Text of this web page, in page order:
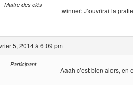
Maître des clés
:winner: J’ouvrirai la
5, 2014 à 6:09 pm
Participant
Aaah c’est bien alors, en